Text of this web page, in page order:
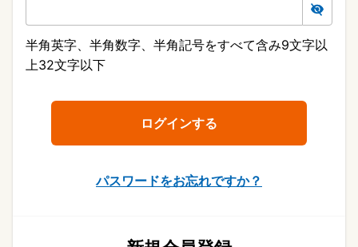
半角英字、半角数字、半角記号をすべて含み9文字以
上32文字以下
パスワードをお忘れですか？